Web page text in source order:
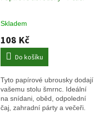
Skladem
108 Kč
Do košíku
Tyto papírové ubrousky dodají
vašemu stolu šmrnc. Ideální
na snídani, oběd, odpolední
čaj, zahradní párty a večeři.